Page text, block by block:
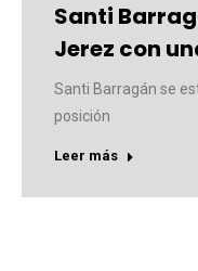
Santi
Jerez con
Santi Barragán se
posición
Leer más